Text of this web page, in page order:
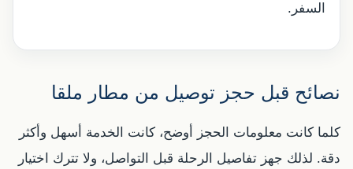
السفر.
نصائح قبل حجز توصيل من مطار ملقا
كلما كانت معلومات الحجز أوضح، كانت الخدمة أسهل وأكثر
دقة. لذلك جهز تفاصيل الرحلة قبل التواصل، ولا تترك اختيار